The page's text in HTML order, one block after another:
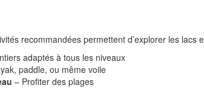
recommandées permettent d’explorer les lacs
adaptés à tous les niveaux
paddle, ou même voile
– Profiter des plages